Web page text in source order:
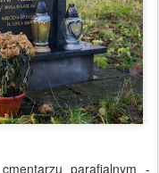
parafialnym -